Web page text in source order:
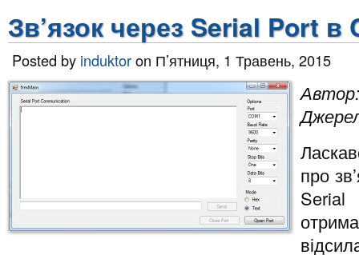
Зв’язок через Serial Port в
Posted by induktoron П’ятниця, 1 Травень, 2015
про